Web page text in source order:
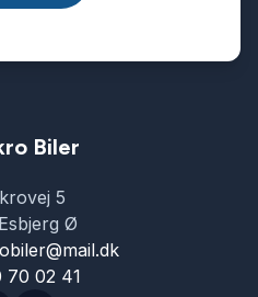
Biler
5
Ø
70 02 41